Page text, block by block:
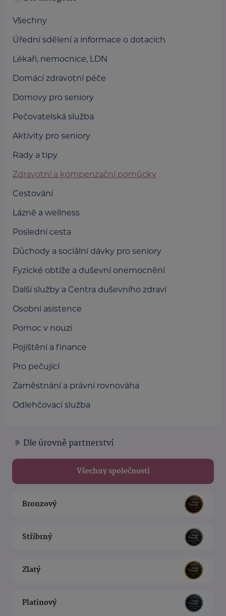
Všechny
Úřední sdělení a informace o dotacích
Lékaři, nemocnice, LDN
Domácí zdravotní péče
Domovy pro seniory
Pečovatelská služba
Aktivity pro seniory
Rady a tipy
Zdravotní a kompenzační pomůcky
Cestování
Lázně a wellness
Poslední cesta
Důchody a sociální dávky pro seniory
Fyzické obtíže a duševní onemocnění
Další služby a Centra duševního zdraví
Osobní asistence
Pomoc v nouzi
Pojištění a finance
Pro pečující
Zaměstnání a právní rovnováha
Odlehčovací služba
Dle úrovně partnerství
Všechny společnosti
Bronzový
Stříbrný
Zlatý
Platinový